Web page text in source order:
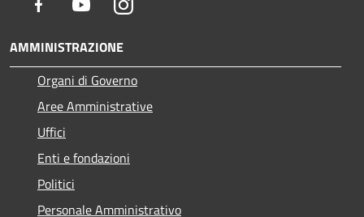
Facebook YoutubeInstagram
AMMINISTRAZIONE
Organi di Governo
Aree Amministrative
Uffici
Enti e fondazioni
Politici
Personale Amministrativo